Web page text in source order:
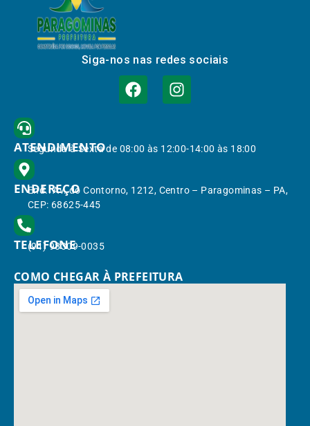
Siga-nos nas redes sociais
ATENDIMENTO
Segunda à Sexta de 08:00 às 12:00-14:00 às 18:00
ENDEREÇO
End.: Av. do Contorno, 1212, Centro – Paragominas – PA,
CEP: 68625-445
TELEFONE
(91) 98309-0035
COMO CHEGAR À PREFEITURA